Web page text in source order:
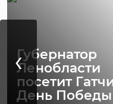
Губернатор
Ленобласти
посетит
День Победы
‹